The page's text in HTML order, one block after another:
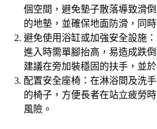
個空間，避免墊子散落導致滑
的地墊，並確保地面防滑，同
避免使用浴缸或加強安全設施
進入時需單腳抬高，易造成跌
建議在旁加裝穩固的扶手，並
配置安全座椅：在淋浴間及洗
的椅子，方便長者在站立疲勞
風險。